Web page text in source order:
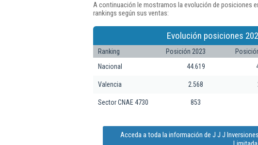
A continuación le mostramos la evolución de posiciones
rankings según sus ventas:
Evolución posiciones
Ranking Posición 2023
Nacional
44.619
Valencia 2.568
Sector CNAE 4730 853
Acceda a toda la información de J J J